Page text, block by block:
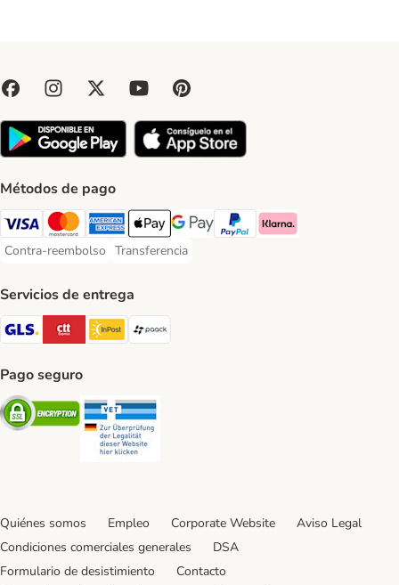
Métodos de pago
Visa Payment Method
Mastercard Payment Method
American Express Payment Method
Apple Pay Payment Method
Google Pay Payment Method
PayPal Payment Method
Klarna Payment Method
Contra-reembolso
Contra-reembolso Payment Method
Transferencia
Transferencia Payment Method
Servicios de entrega
GLS Shipping Method
CTTExpress Shipping Method
InPost Shipping Method
paack Shipping Method
Pago seguro
Security
Quiénes somos Empleo Corporate Website
Aviso Legal
Condiciones comerciales generales
DSA
Formulario de desistimiento
Contacto